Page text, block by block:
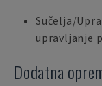
Sučelja/
upravljanje
Dodatna